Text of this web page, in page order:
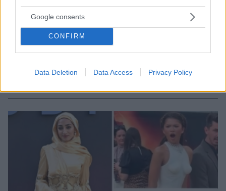
Google consents
CONFIRM
Data Deletion Data Access Privacy Policy
Τη Υπερμάχω: Η νύχτα του Αυγούστου πριν από